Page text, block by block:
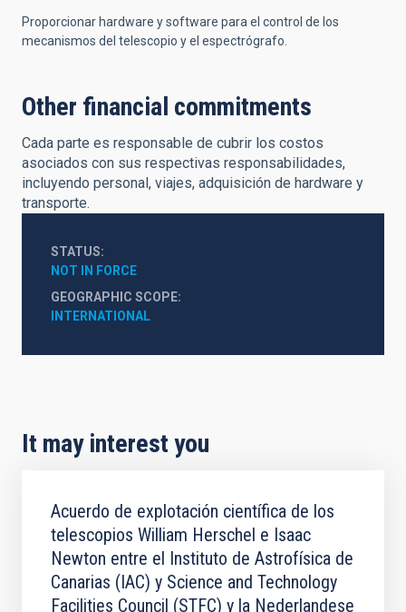
Proporcionar hardware y software para el control de los
mecanismos del telescopio y el espectrógrafo.
Other financial commitments
Cada parte es responsable de cubrir los costos
asociados con sus respectivas responsabilidades,
incluyendo personal, viajes, adquisición de hardware y
transporte.
STATUS
NOT IN FORCE
GEOGRAPHIC SCOPE
INTERNATIONAL
It may interest you
Acuerdo de explotación científica de los
telescopios William Herschel e Isaac
Newton entre el Instituto de Astrofísica de
Canarias (IAC) y Science and Technology
Facilities Council (STFC) y la Nederlandese